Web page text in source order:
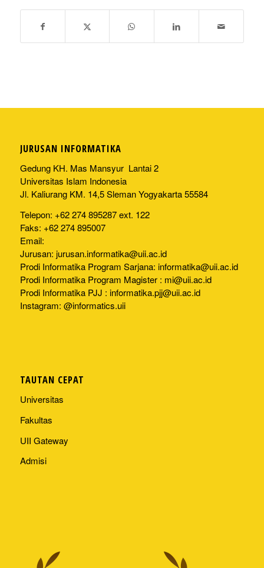
JURUSAN INFORMATIKA
Gedung KH. Mas Mansyur Lantai 2
Universitas Islam Indonesia
Jl. Kaliurang KM. 14,5 Sleman Yogyakarta 55584
Telepon: +62 274 895287 ext. 122
Faks: +62 274 895007
Email:
Jurusan: jurusan.informatika@uii.ac.id
Prodi Informatika Program Sarjana: informatika@uii.ac.id
Prodi Informatika Program Magister : mi@uii.ac.id
Prodi Informatika PJJ : informatika.pjj@uii.ac.id
Instagram: @informatics.uii
TAUTAN CEPAT
Universitas
Fakultas
UII Gateway
Admisi